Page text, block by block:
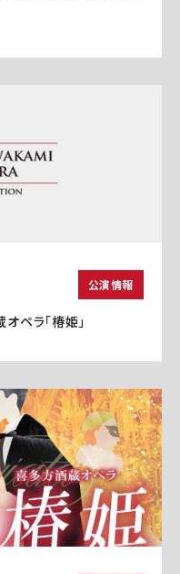
公演情報
ペラ「椿姫」